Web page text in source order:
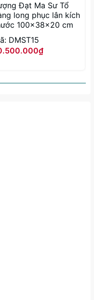
Đạt Ma Sư Tổ
long phục lân kích
100x38x20 cm
DMST15